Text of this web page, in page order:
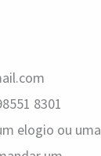
8301
elogio ou uma